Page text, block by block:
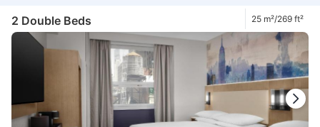
2 Double Beds 25 m²/269 ft²